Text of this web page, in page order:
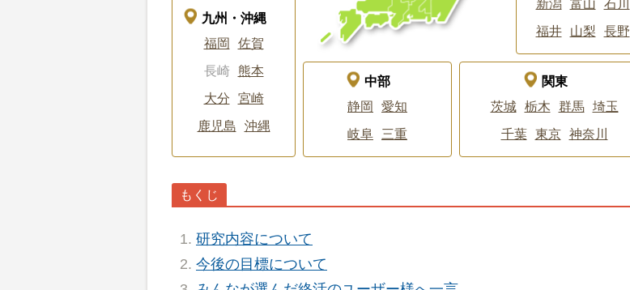
新潟
富山
石川
福井
山梨 長野
関東
茨城
栃木 群馬
埼玉
千葉
東京 神奈川
中部
静岡
愛知
岐阜
三重
九州・沖縄
福岡
佐賀
長崎
熊本
大分
宮崎
鹿児島
沖縄
研究内容について
今後の目標について